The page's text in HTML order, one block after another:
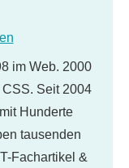
im Web. 2000
Seit 2004
Hunderte
tausenden
Fachartikel &